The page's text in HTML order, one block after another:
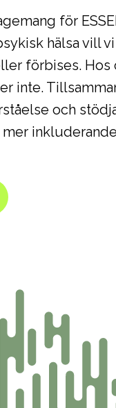
för
hälsa vill
förbises. Hos
inte.
och